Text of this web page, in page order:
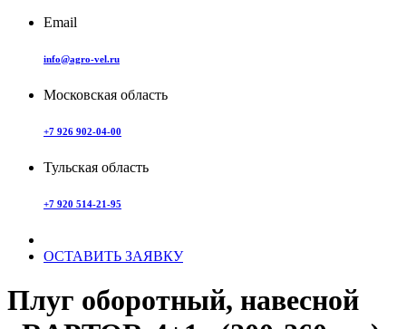
Email
info@agro-vel.ru
Московская область
+7 926 902-04-00
Тульская область
+7 920 514-21-95
ОСТАВИТЬ ЗАЯВКУ
Плуг оборотный, навесной